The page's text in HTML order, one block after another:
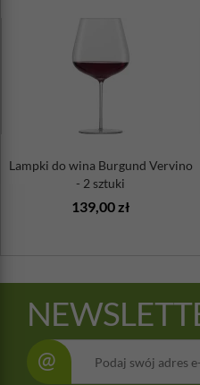
Lampki do wina Burgund Vervino
- 2 sztuki
139,00 zł
@